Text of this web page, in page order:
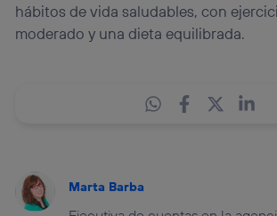
hábitos de vida saludables, con
moderado y una dieta equilibrada.
Marta Barba